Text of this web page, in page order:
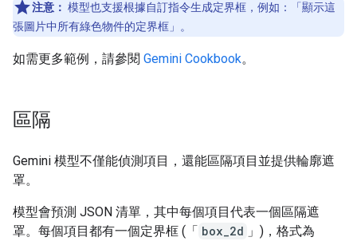
注意： 模型也支援根據自訂指令生成定界框，例如：「顯示這
張圖片中所有綠色物件的定界框」。
如需更多範例，請參閱 Gemini Cookbook。
區隔
Gemini 模型不僅能偵測項目，還能區隔項目並提供輪廓遮
罩。
模型會預測 JSON 清單，其中每個項目代表一個區隔遮
罩。每個項目都有一個定界框 (「 box_2d 」)，格式為